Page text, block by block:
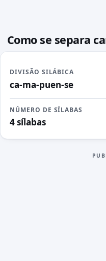
Como se separa
DIVISÃO SILÁBICA
ca-ma-puen-se
NÚMERO DE SÍLABAS
4 sílabas